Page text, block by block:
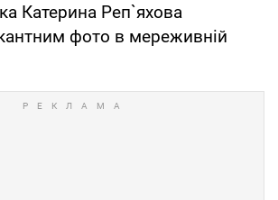
Катерина Реп`яхова
фото в мереживній